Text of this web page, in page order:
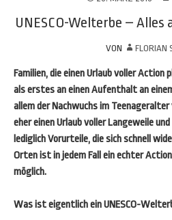
UNESCO-Welterbe – Alles
VON FLORIAN
Familien, die einen Urlaub voller Action
als erstes an einen Aufenthalt an
allem der Nachwuchs im
eher einen Urlaub voller Langeweile
lediglich Vorurteile, die sich schnell
Orten ist in jedem Fall ein echter
möglich.
Was ist eigentlich ein UNESCO-